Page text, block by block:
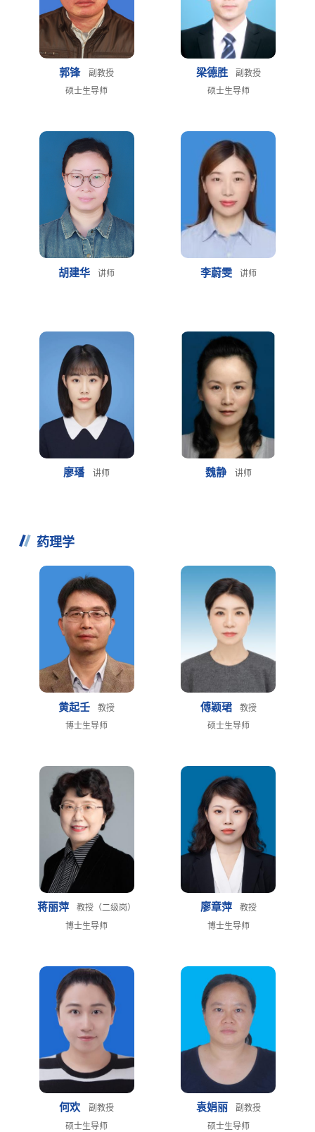
郭锋
副教授
硕士生导师
梁德胜
副教授
硕士生导师
胡建华 讲师 李蔚雯 讲师
廖璠 讲师 魏静 讲师
药理学
黄起壬
教授
博士生导师
傅颖珺
教授
硕士生导师
蒋丽萍
教授（二级岗）
博士生导师
廖章萍
教授
博士生导师
何欢
副教授
硕士生导师
袁娟丽
副教授
硕士生导师